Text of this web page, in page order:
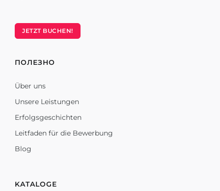
JETZT BUCHEN!
ПОЛЕЗНО
Über uns
Unsere Leistungen
Erfolgsgeschichten
Leitfaden für die Bewerbung
Blog
KATALOGE